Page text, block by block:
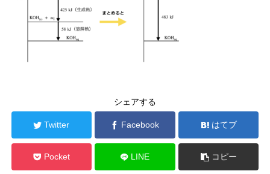
シェアする
Twitter Facebook はてブ
Pocket LINE コピー